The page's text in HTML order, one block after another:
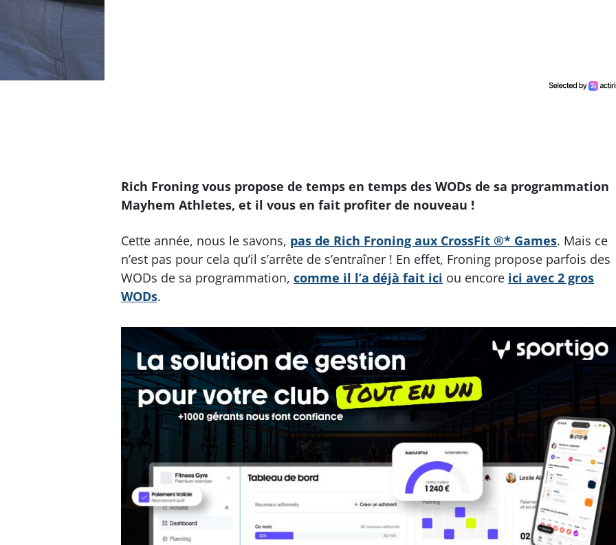
Rich Froning vous propose de temps en temps des WODs de sa programmation
Mayhem Athletes, et il vous en fait profiter de nouveau !
Cette année, nous le savons, pas de Rich Froning aux CrossFit ®* Games. Mais ce
n’est pas pour cela qu’il s’arrête de s’entraîner ! En effet, Froning propose parfois des
WODs de sa programmation, comme il l’a déjà fait ici ou encore ici avec 2 gros
WODs.